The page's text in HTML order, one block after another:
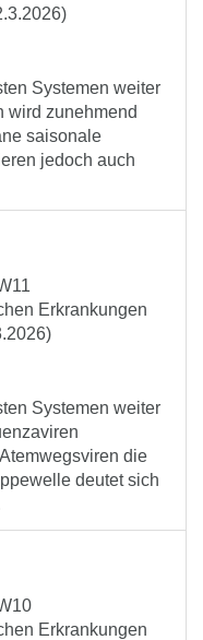
Systemen weiter
wird zunehmend
saisonale
jedoch auch
Erkrankungen
Systemen weiter
die
deutet sich
Erkrankungen